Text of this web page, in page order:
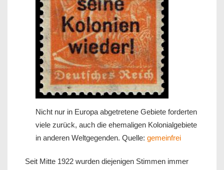
Nicht nur in Europa abgetretene Gebiete forderten
viele zurück, auch die ehemaligen Kolonialgebiete
in anderen Weltgegenden. Quelle: gemeinfrei
Seit Mitte 1922 wurden diejenigen Stimmen immer